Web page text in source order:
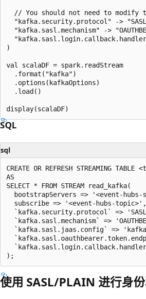
// You should not need to modify
"kafka.security.protocol" ->
"kafka.sasl.mechanism" ->
)
val scalaDF = spark.readStream
  .format("kafka")
  .options(kafkaOptions)
  .load()
SQL
sql
CREATE OR REFRESH STREAMING TABLE
AS
SELECT * FROM STREAM read_kafka(
bootstrapServers => '<event-hubs-
  subscribe => '<event-hubs-topic>',
`kafka.security.protocol` =>
`kafka.sasl.mechanism` =>
`kafka.sasl.jaas.config` =>
使用 SASL/PLAIN 进行身